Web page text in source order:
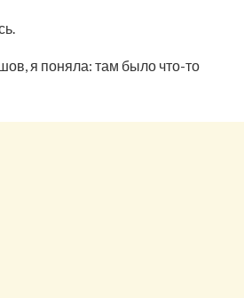
я поняла: там было что-то